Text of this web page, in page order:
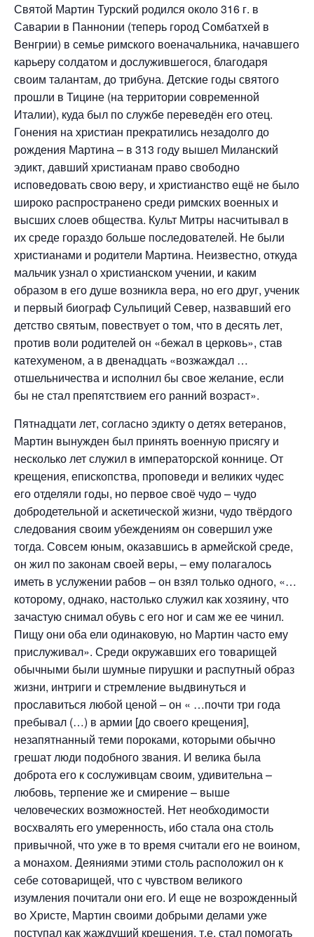
Святой Мартин Турский родился около 316 г. в
Саварии в Паннонии (теперь город Сомбатхей в
Венгрии) в семье римского военачальника, начавшего
карьеру солдатом и дослужившегося, благодаря
своим талантам, до трибуна. Детские годы святого
прошли в Тицине (на территории современной
Италии), куда был по службе переведён его отец.
Гонения на христиан прекратились незадолго до
рождения Мартина – в 313 году вышел Миланский
эдикт, давший христианам право свободно
исповедовать свою веру, и христианство ещё не было
широко распространено среди римских военных и
высших слоев общества. Культ Митры насчитывал в
их среде гораздо больше последователей. Не были
христианами и родители Мартина. Неизвестно, откуда
мальчик узнал о христианском учении, и каким
образом в его душе возникла вера, но его друг, ученик
и первый биограф Сульпиций Север, назвавший его
детство святым, повествует о том, что в десять лет,
против воли родителей он «бежал в церковь», став
катехуменом, а в двенадцать «возжаждал …
отшельничества и исполнил бы свое желание, если
бы не стал препятствием его ранний возраст».
Пятнадцати лет, согласно эдикту о детях ветеранов,
Мартин вынужден был принять военную присягу и
несколько лет служил в императорской коннице. От
крещения, епископства, проповеди и великих чудес
его отделяли годы, но первое своё чудо – чудо
добродетельной и аскетической жизни, чудо твёрдого
следования своим убеждениям он совершил уже
тогда. Совсем юным, оказавшись в армейской среде,
он жил по законам своей веры, – ему полагалось
иметь в услужении рабов – он взял только одного, «…
которому, однако, настолько служил как хозяину, что
зачастую снимал обувь с его ног и сам же ее чинил.
Пищу они оба ели одинаковую, но Мартин часто ему
прислуживал». Среди окружавших его товарищей
обычными были шумные пирушки и распутный образ
жизни, интриги и стремление выдвинуться и
прославиться любой ценой – он « …почти три года
пребывал (…) в армии [до своего крещения],
незапятнанный теми пороками, которыми обычно
грешат люди подобного звания. И велика была
доброта его к сослуживцам своим, удивительна –
любовь, терпение же и смирение – выше
человеческих возможностей. Нет необходимости
восхвалять его умеренность, ибо стала она столь
привычной, что уже в то время считали его не воином,
а монахом. Деяниями этими столь расположил он к
себе сотоварищей, что с чувством великого
изумления почитали они его. И еще не возрожденный
во Христе, Мартин своими добрыми делами уже
поступал как жаждущий крещения, т.е. стал помогать